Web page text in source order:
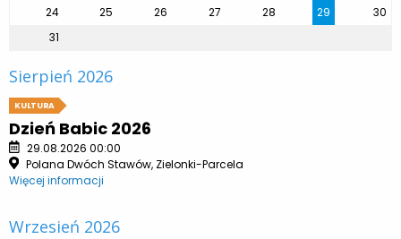
24
25 26 27 28 29
30
31
Sierpień 2026
KULTURA
Dzień Babic 2026
29.08.2026 00:00
Polana Dwóch Stawów, Zielonki-Parcela
Więcej informacji
Wrzesień 2026